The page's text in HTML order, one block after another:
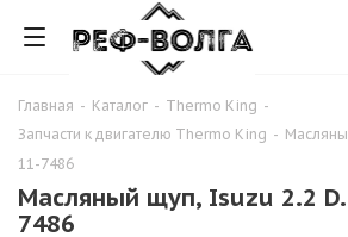
Главная - Каталог - Thermo King -
Запчасти к двигателю Thermo King -
11-7486
Масляный щуп, Isuzu 2.2
7486